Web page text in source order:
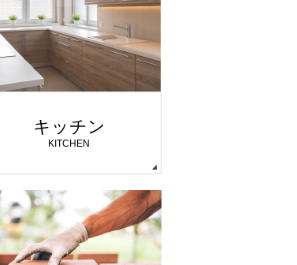
キッチン
KITCHEN